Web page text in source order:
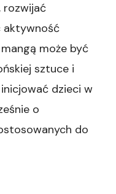
rozwijać
aktywność
może być
sztuce i
dzieci w
o
do